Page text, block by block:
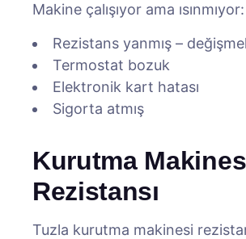
Makine çalışıyor ama ısınmıyor:
Rezistans yanmış –
Termostat bozuk
Elektronik kart hatası
Sigorta atmış
Kurutma
Rezistansı
Tuzla kurutma makinesi